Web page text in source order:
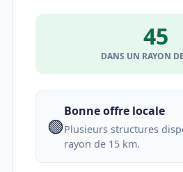
45
DANS UN RAYON
🟢
Bonne offre locale
Plusieurs structures
rayon de 15 km.